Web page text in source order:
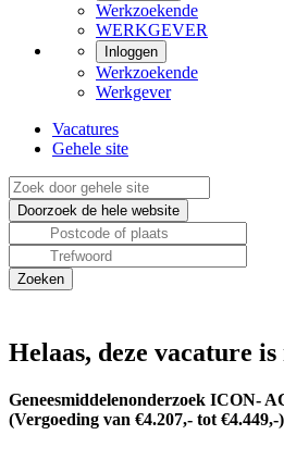
Werkzoekende
WERKGEVER
Inloggen
Werkzoekende
Werkgever
Vacatures
Gehele site
Helaas, deze vacature
Geneesmiddelenonderzoek ICON-
(Vergoeding van €4.207,- tot €4.449,-)